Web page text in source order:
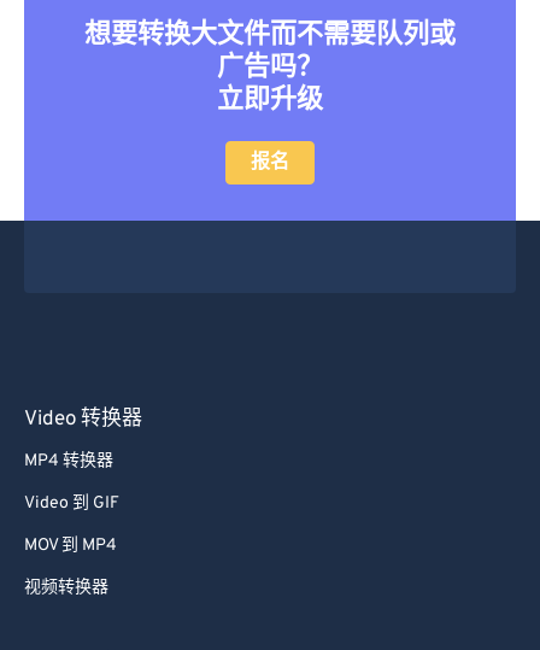
想要转换大文件而不需要队列或
广告吗？
立即升级
报名
Video 转换器
MP4 转换器
Video 到 GIF
MOV 到 MP4
视频转换器